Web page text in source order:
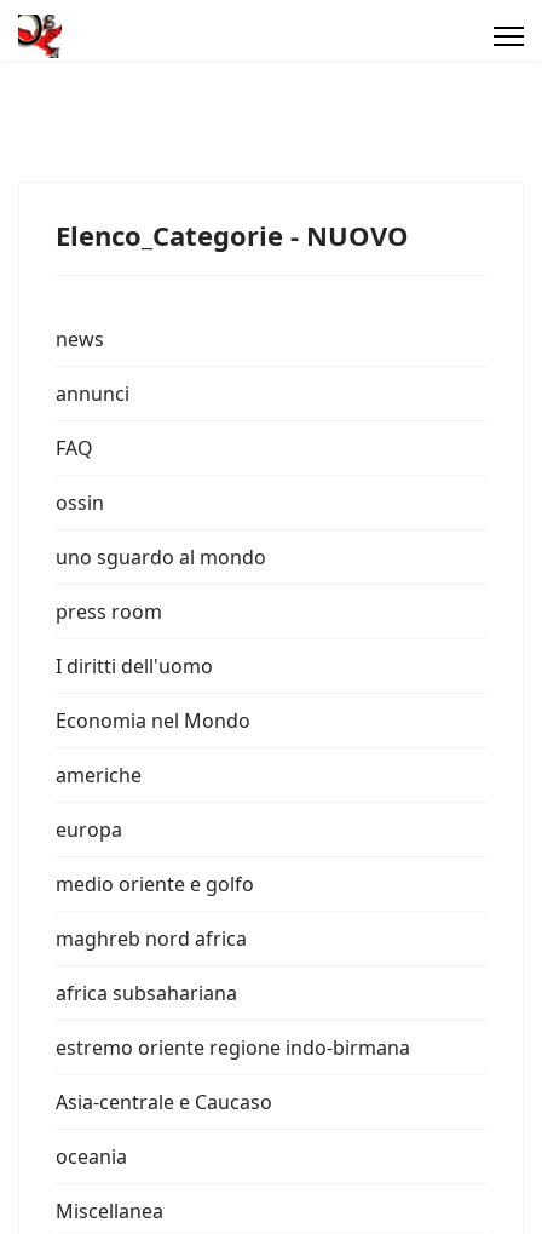
Elenco_Categorie - NUOVO
news
annunci
FAQ
ossin
uno sguardo al mondo
press room
I diritti dell'uomo
Economia nel Mondo
americhe
europa
medio oriente e golfo
maghreb nord africa
africa subsahariana
estremo oriente regione indo-birmana
Asia-centrale e Caucaso
oceania
Miscellanea